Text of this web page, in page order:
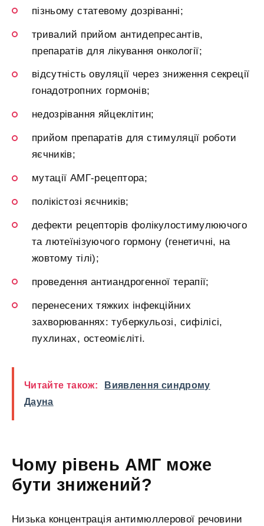
пізньому статевому дозріванні;
тривалий прийом антидепресантів,
препаратів для лікування онкології;
відсутність овуляції через зниження секреції
гонадотропних гормонів;
недозрівання яйцеклітин;
прийом препаратів для стимуляції роботи
яєчників;
мутації АМГ-рецептора;
полікістозі яєчників;
дефекти рецепторів фолікулостимулюючого
та лютеїнізуючого гормону (генетичні, на
жовтому тілі);
проведення антиандрогенної терапії;
перенесених тяжких інфекційних
захворюваннях: туберкульозі, сифілісі,
пухлинах, остеомієліті.
Читайте також:
Виявлення синдрому
Дауна
Чому рівень АМГ може
бути знижений?
Низька концентрація антимюллерової речовини